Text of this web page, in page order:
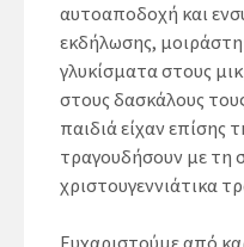
αυτοαποδοχή και
εκδήλωσης,
γλυκίσματα στους
στους δασκάλους
παιδιά είχαν επίσης
τραγουδήσουν με τη
χριστουγεννιάτικα